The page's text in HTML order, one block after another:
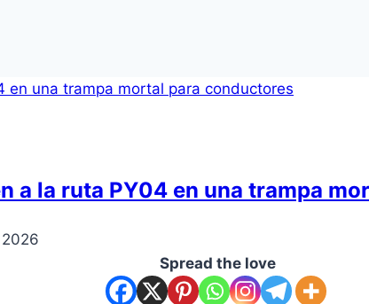
a la ruta PY04 en una trampa
2026
Spread the love